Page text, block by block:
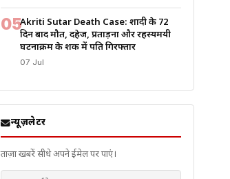
05Akriti Sutar Death Case: शादी के 72
दिन बाद मौत, दहेज, प्रताड़ना और रहस्यमयी
घटनाक्रम के शक में पति गिरफ्तार
07 Jul
न्यूज़लेटर
ताज़ा खबरें सीधे अपने ईमेल पर पाएं।